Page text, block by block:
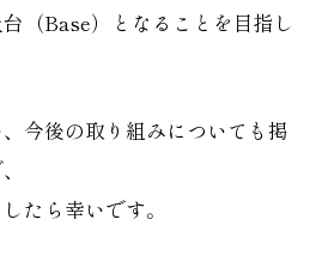
（Base）となることを目指し
今後の取り組みについても掲
たら幸いです。